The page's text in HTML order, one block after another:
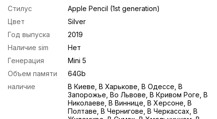
Стилус
Apple Pencil (1st generation)
Цвет
Silver
Год выпуска
2019
Наличие sim
Нет
Генерация
Mini 5
Объем памяти
64Gb
наличие
В Киеве, В Харькове, В Одессе, В
Запорожье, Во Львове, В Кривом Роге, В
Николаеве, В Виннице, В Херсоне, В
Полтаве, В Чернигове, В Черкассах, В